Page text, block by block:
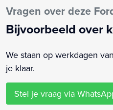
DAB ontvanger
Elektrische ramen voor
Elektronisch Stabiliteits
Hill hold functie
Lendesteunen (verstelbaar)
Metaalkleur
Vragen over deze
Bijvoorbeeld over
We staan op werkdagen
je klaar.
Stel je vraag via